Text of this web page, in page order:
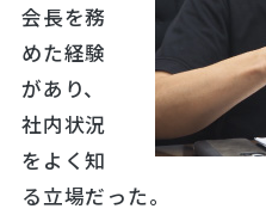
会長を務
めた経験
があり、
社内状況
をよく知
る立場だった。